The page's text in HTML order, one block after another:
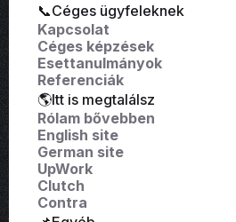
📞Céges ügyfeleknek
Kapcsolat
Céges képzések
Esettanulmányok
Referenciák
🌎Itt is megtalálsz
Rólam bővebben
English site
German site
UpWork
Clutch
Contra